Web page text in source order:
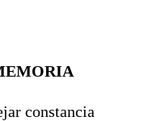
constancia